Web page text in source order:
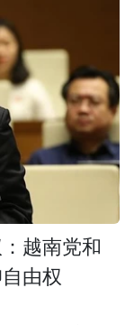
越南党和
由权